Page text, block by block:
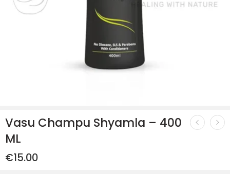
Vasu Champu Shyamla – 400
ML
€15.00